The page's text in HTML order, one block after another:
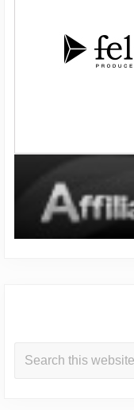
Search